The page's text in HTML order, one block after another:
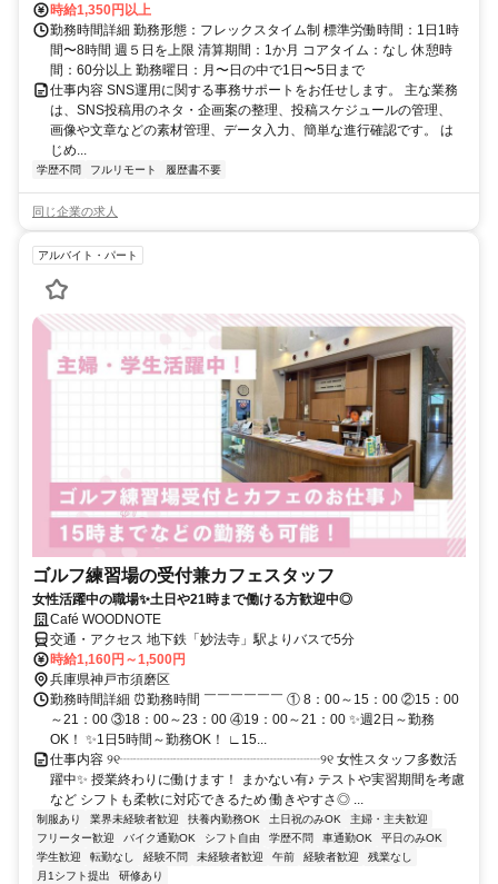
時給1,350円以上
勤務時間詳細 勤務形態：フレックスタイム制 標準労働時間：1日1時
間〜8時間 週５日を上限 清算期間：1か月 コアタイム：なし 休憩時
間：60分以上 勤務曜日：月〜日の中で1日〜5日まで
仕事内容 SNS運用に関する事務サポートをお任せします。 主な業務
は、SNS投稿用のネタ・企画案の整理、投稿スケジュールの管理、
画像や文章などの素材管理、データ入力、簡単な進行確認です。 は
じめ...
学歴不問 フルリモート 履歴書不要
同じ企業の求人
アルバイト・パート
ゴルフ練習場の受付兼カフェスタッフ
女性活躍中の職場✨土日や21時まで働ける方歓迎中◎
Café WOODNOTE
交通・アクセス 地下鉄「妙法寺」駅よりバスで5分
時給1,160円～1,500円
兵庫県神戸市須磨区
勤務時間詳細 ⏰勤務時間 ￣￣￣￣￣￣ ① 8：00～15：00 ②15：00
～21：00 ③18：00～23：00 ④19：00～21：00 ✨週2日～勤務
OK！ ✨1日5時間～勤務OK！ ∟15...
仕事内容 ୨୧┈┈┈┈┈┈┈┈┈┈┈┈┈┈┈୨୧ 女性スタッフ多数活
躍中✨ 授業終わりに働けます！ まかない有♪ テストや実習期間を考慮
など シフトも柔軟に対応できるため 働きやすさ◎ ...
制服あり 業界未経験者歓迎 扶養内勤務OK 土日祝のみOK
主婦・主夫歓迎
フリーター歓迎
バイク通勤OK シフト自由 学歴不問 車通勤OK
平日のみOK
学生歓迎
転勤なし 経験不問 未経験者歓迎 午前 経験者歓迎
残業なし
月1シフト提出
研修あり